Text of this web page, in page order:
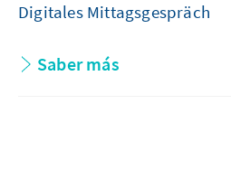
Digitales Mittagsgespräch
Saber más